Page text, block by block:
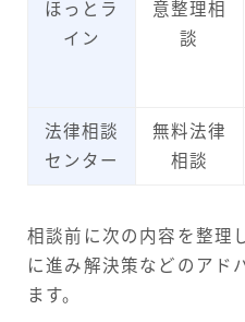
ほっとラ
イン
意整理相
談
法律相談
センター
無料法律
相談
相談前に次の内容を整理
に進み解決策などのアド
ます。